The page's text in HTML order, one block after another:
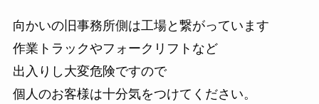
向かいの旧事務所側は工場と繋がっています
作業トラックやフォークリフトなど
出入りし大変危険ですので
個人のお客様は十分気をつけてください。